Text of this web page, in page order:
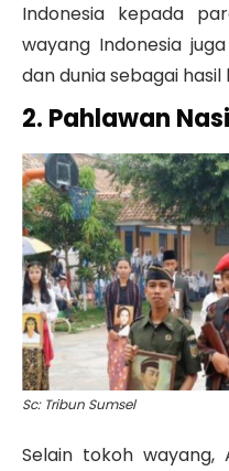
Indonesia kepada
wayang Indonesia
dan dunia sebagai
2. Pahlawan
Sc: Tribun Sumsel
Selain tokoh